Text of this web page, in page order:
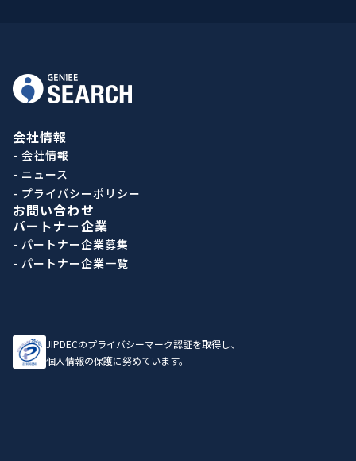
会社情報
- 会社情報
- ニュース
- プライバシーポリシー
お問い合わせ
パートナー企業
- パートナー企業募集
- パートナー企業一覧
JIPDECのプライバシーマーク認証を取得し、
個人情報の保護に努めています。